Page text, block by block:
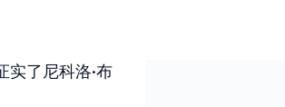
实了尼科洛·布